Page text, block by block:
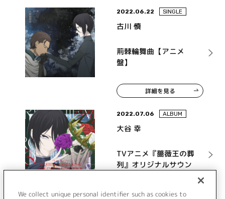
2022.06.22 SINGLE
古川 慎
荊棘輪舞曲【アニメ
盤】
詳細を見る
2022.07.06 ALBUM
大谷 幸
TVアニメ『薔薇王の葬
列』オリジナルサウン
詳細を見る
We collect unique personal identifier such as cookies to